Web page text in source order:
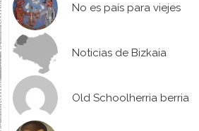
No es país para viejes
Noticias de Bizkaia
Old Schoolherria berria